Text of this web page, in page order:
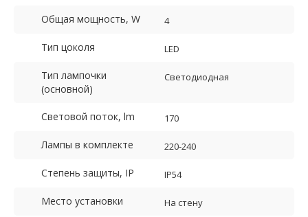
Общая мощность, W 4
Тип цоколя LED
Тип лампочки
(основной)
Светодиодная
Световой поток, lm 170
Лампы в комплекте 220-240
Степень защиты, IP IP54
Место установки На стену